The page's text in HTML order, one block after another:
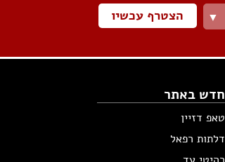
▼ הצטרף עכשיו
חדש באתר
טאפ דזיין
דלתות רפאל